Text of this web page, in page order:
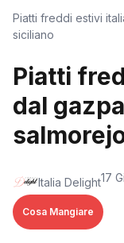
Piatti freddi estivi
siciliano
Piatti
dal
Italia Delight17
Cosa Mangiare